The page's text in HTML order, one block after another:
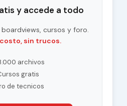
y accede a todo
boardviews, cursos y foro.
sin trucos.
archivos
gratis
de tecnicos